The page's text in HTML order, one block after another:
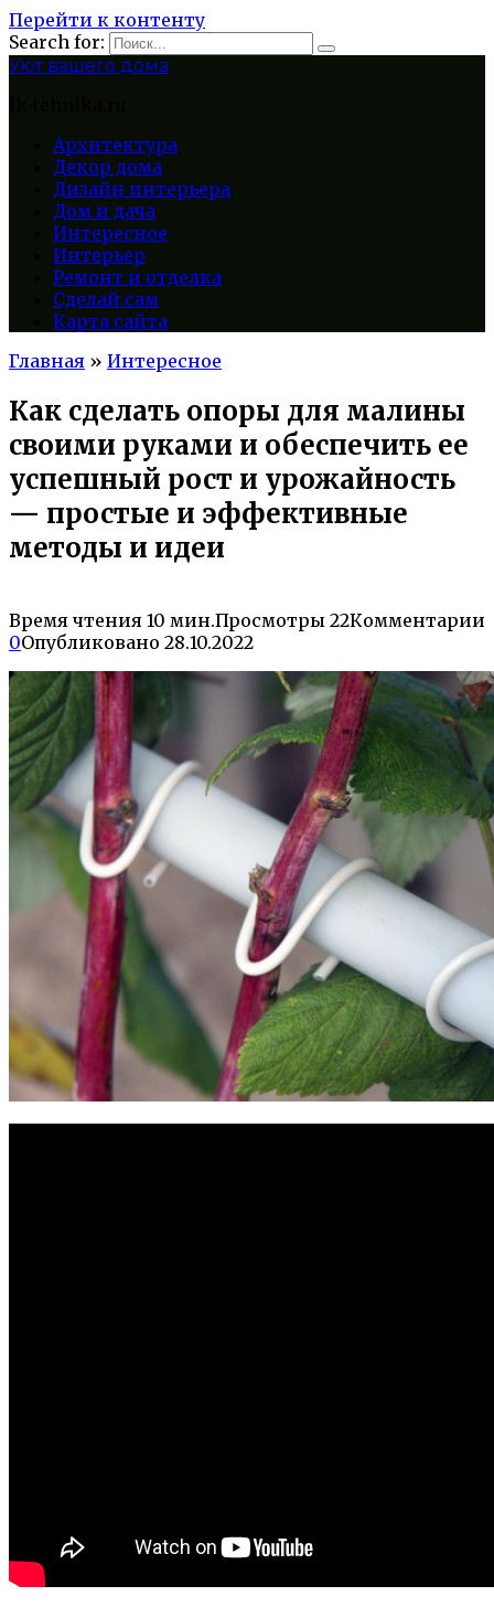
Перейти к контенту
Search for:
Уют вашего дома
Архитектура
Декор дома
Дизайн интерьера
Дом и дача
Интересное
Интерьер
Ремонт и отделка
Сделай сам
Карта сайта
Главная » Интересное
Как сделать опоры для малины
своими руками и обеспечить ее
успешный рост и урожайность
— простые и эффективные
методы и идеи
Время чтения 10 мин.Просмотры 22Комментарии
0Опубликовано 28.10.2022